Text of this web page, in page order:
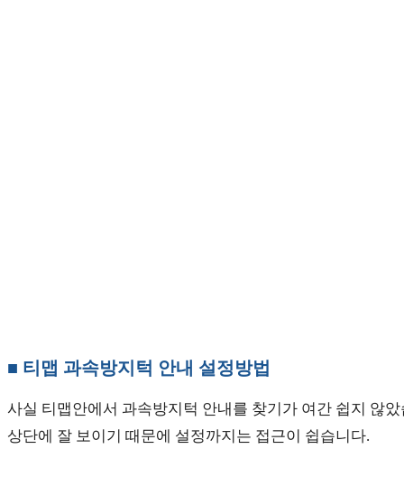
■ 티맵 과속방지턱 안내 설정방법
사실 티맵안에서 과속방지턱 안내를 찾기가 여간 쉽지 않
상단에 잘 보이기 때문에 설정까지는 접근이 쉽습니다.